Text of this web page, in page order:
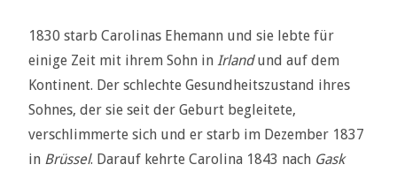
1830 starb Carolinas Ehemann und sie lebte für
einige Zeit mit ihrem Sohn in Irlandund auf dem
Kontinent. Der schlechte Gesundheitszustand ihres
Sohnes, der sie seit der Geburt begleitete,
verschlimmerte sich und er starb im Dezember 1837
in Brüssel. Darauf kehrte Carolina 1843 nach Gask